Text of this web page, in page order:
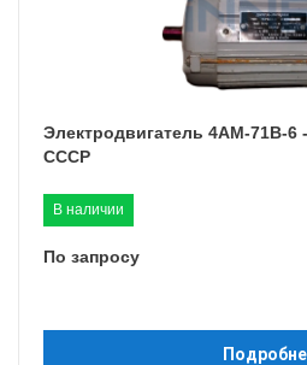
Электродвигатель 4АМ-71B-6
СССР
В наличии
По запросу